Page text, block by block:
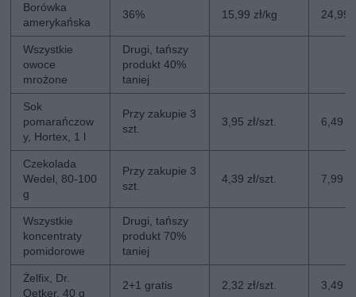
Borówka
amerykańska
36% 15,99 zł/kg 24,99
Wszystkie
owoce
mrożone
Drugi, tańszy
produkt 40%
taniej
Sok
pomarańczow
y, Hortex, 1 l
Przy zakupie 3
szt.
3,95 zł/szt. 6,49
Czekolada
Wedel, 80-100
g
Przy zakupie 3
szt.
4,39 zł/szt. 7,99
Wszystkie
koncentraty
pomidorowe
Drugi, tańszy
produkt 70%
taniej
Żelfix, Dr.
Oetker, 40 g
2+1 gratis 2,32 zł/szt. 3,49